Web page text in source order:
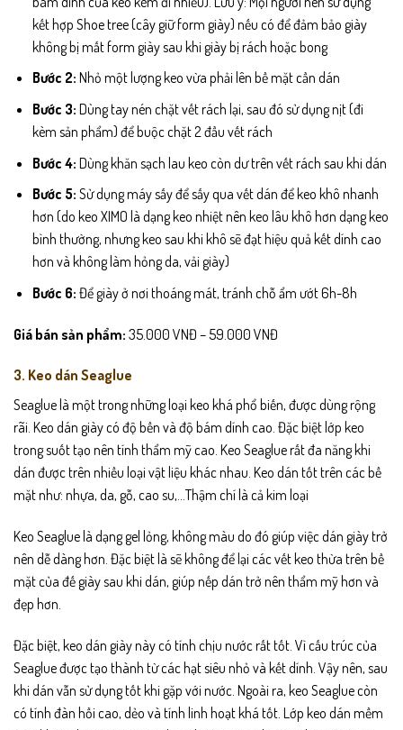
kết hợp Shoe tree (cây giữ form giày) nếu có để đảm bảo giày
không bị mất form giày sau khi giày bị rách hoặc bong
Bước 2: Nhỏ một lượng keo vừa phải lên bề mặt cần dán
Bước 3: Dùng tay nén chặt vết rách lại, sau đó sử dụng nịt (đi
kèm sản phẩm) để buộc chặt 2 đầu vết rách
Bước 4: Dùng khăn sạch lau keo còn dư trên vết rách sau khi dán
Bước 5: Sử dụng máy sấy để sấy qua vết dán để keo khô nhanh
hơn (do keo XIMO là dạng keo nhiệt nên keo lâu khô hơn dạng keo
bình thường, nhưng keo sau khi khô sẽ đạt hiệu quả kết dính cao
hơn và không làm hỏng da, vải giày)
Bước 6: Để giày ở nơi thoáng mát, tránh chỗ ẩm ướt 6h-8h
Giá bán sản phẩm: 35.000 VNĐ – 59.000 VNĐ
3. Keo dán Seaglue
Seaglue là một trong những loại keo khá phổ biến, được dùng rộng
rãi. Keo dán giày có độ bền và độ bám dính cao. Đặc biệt lớp keo
trong suốt tạo nên tính thẩm mỹ cao. Keo Seaglue rất đa năng khi
dán được trên nhiều loại vật liệu khác nhau. Keo dán tốt trên các bề
mặt như: nhựa, da, gỗ, cao su,…Thậm chí là cả kim loại
Keo Seaglue là dạng gel lỏng, không màu do đó giúp việc dán giày trở
nên dễ dàng hơn. Đặc biệt là sẽ không để lại các vết keo thừa trên bề
mặt của đế giày sau khi dán, giúp nếp dán trở nên thẩm mỹ hơn và
đẹp hơn.
Đặc biệt, keo dán giày này có tính chịu nước rất tốt. Vì cấu trúc của
Seaglue được tạo thành từ các hạt siêu nhỏ và kết dính. Vậy nên, sau
khi dán vẫn sử dụng tốt khi gặp với nước. Ngoài ra, keo Seaglue còn
có tính đàn hồi cao, dẻo và tính linh hoạt khá tốt. Lớp keo dán mềm